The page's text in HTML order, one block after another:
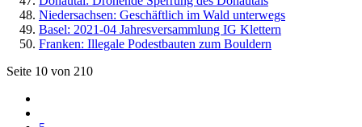
Niedersachsen: Geschäftlich im Wald unterwegs
Basel: 2021-04 Jahresversammlung IG Klettern
Franken: Illegale Podestbauten zum Bouldern
Seite 10 von 210